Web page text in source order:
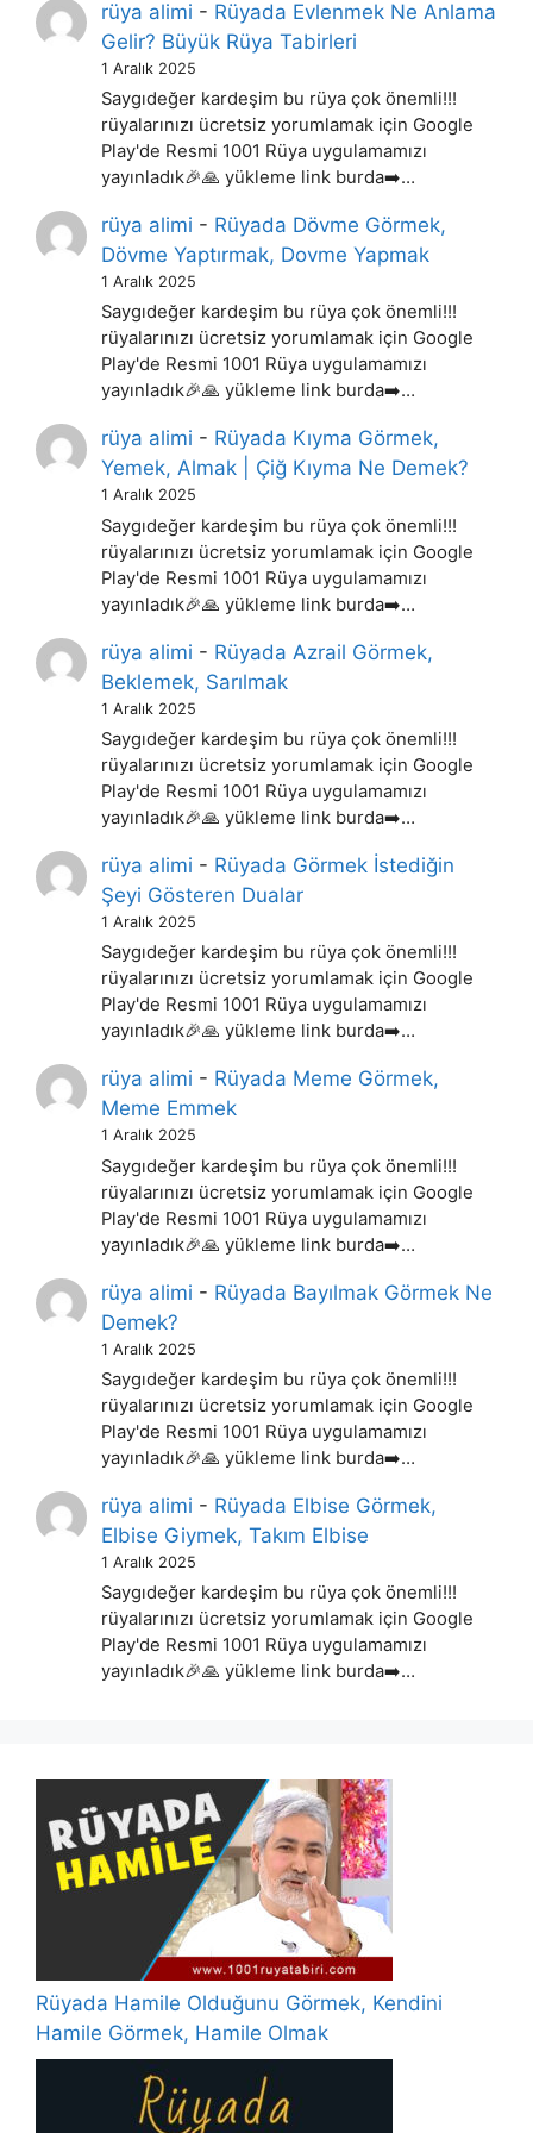
rüya alimi - Rüyada Evlenmek Ne Anlama
Gelir? Büyük Rüya Tabirleri
1 Aralık 2025
Saygıdeğer kardeşim bu rüya çok önemli!!!
rüyalarınızı ücretsiz yorumlamak için Google
Play'de Resmi 1001 Rüya uygulamamızı
yayınladık🎉🙏 yükleme link burda➡️…
rüya alimi - Rüyada Dövme Görmek,
Dövme Yaptırmak, Dovme Yapmak
1 Aralık 2025
Saygıdeğer kardeşim bu rüya çok önemli!!!
rüyalarınızı ücretsiz yorumlamak için Google
Play'de Resmi 1001 Rüya uygulamamızı
yayınladık🎉🙏 yükleme link burda➡️…
rüya alimi - Rüyada Kıyma Görmek,
Yemek, Almak | Çiğ Kıyma Ne Demek?
1 Aralık 2025
Saygıdeğer kardeşim bu rüya çok önemli!!!
rüyalarınızı ücretsiz yorumlamak için Google
Play'de Resmi 1001 Rüya uygulamamızı
yayınladık🎉🙏 yükleme link burda➡️…
rüya alimi - Rüyada Azrail Görmek,
Beklemek, Sarılmak
1 Aralık 2025
Saygıdeğer kardeşim bu rüya çok önemli!!!
rüyalarınızı ücretsiz yorumlamak için Google
Play'de Resmi 1001 Rüya uygulamamızı
yayınladık🎉🙏 yükleme link burda➡️…
rüya alimi - Rüyada Görmek İstediğin
Şeyi Gösteren Dualar
1 Aralık 2025
Saygıdeğer kardeşim bu rüya çok önemli!!!
rüyalarınızı ücretsiz yorumlamak için Google
Play'de Resmi 1001 Rüya uygulamamızı
yayınladık🎉🙏 yükleme link burda➡️…
rüya alimi - Rüyada Meme Görmek,
Meme Emmek
1 Aralık 2025
Saygıdeğer kardeşim bu rüya çok önemli!!!
rüyalarınızı ücretsiz yorumlamak için Google
Play'de Resmi 1001 Rüya uygulamamızı
yayınladık🎉🙏 yükleme link burda➡️…
rüya alimi - Rüyada Bayılmak Görmek Ne
Demek?
1 Aralık 2025
Saygıdeğer kardeşim bu rüya çok önemli!!!
rüyalarınızı ücretsiz yorumlamak için Google
Play'de Resmi 1001 Rüya uygulamamızı
yayınladık🎉🙏 yükleme link burda➡️…
rüya alimi - Rüyada Elbise Görmek,
Elbise Giymek, Takım Elbise
1 Aralık 2025
Saygıdeğer kardeşim bu rüya çok önemli!!!
rüyalarınızı ücretsiz yorumlamak için Google
Play'de Resmi 1001 Rüya uygulamamızı
yayınladık🎉🙏 yükleme link burda➡️…
Rüyada Hamile Olduğunu Görmek, Kendini
Hamile Görmek, Hamile Olmak